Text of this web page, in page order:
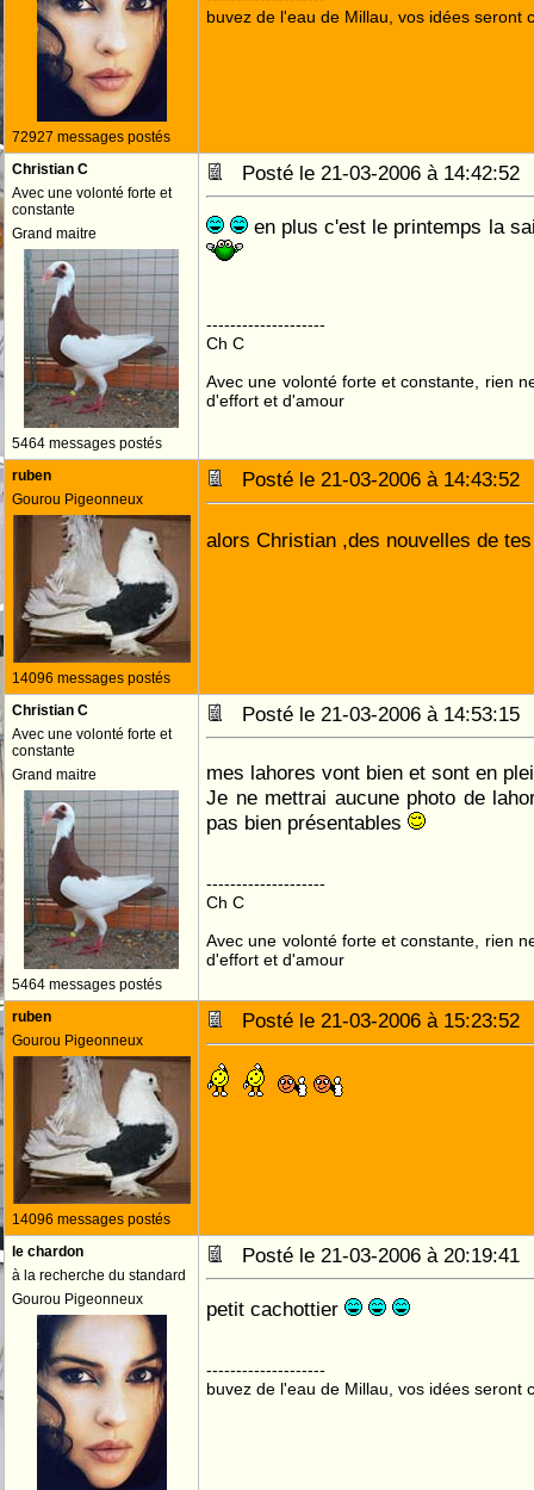
72927 messages postés
buvez de l'eau de Millau, vos idées seront
Christian C
Avec une volonté forte et
constante
Grand maitre
5464 messages postés
Posté le 21-03-2006 à
en plus c'est le printemps la
--------------------
Ch C
Avec une volonté forte et constante, rien
d'effort et d'amour
ruben
Gourou Pigeonneux
14096 messages postés
Posté le 21-03-2006 à
alors Christian ,des nouvelles de
Christian C
Avec une volonté forte et
constante
Grand maitre
5464 messages postés
Posté le 21-03-2006 à
mes lahores vont bien et sont en
Je ne mettrai aucune photo de
pas bien présentables
--------------------
Ch C
Avec une volonté forte et constante, rien
d'effort et d'amour
ruben
Gourou Pigeonneux
14096 messages postés
Posté le 21-03-2006 à
le chardon
à la recherche du standard
Gourou Pigeonneux
Posté le 21-03-2006 à
petit cachottier
--------------------
buvez de l'eau de Millau, vos idées seront